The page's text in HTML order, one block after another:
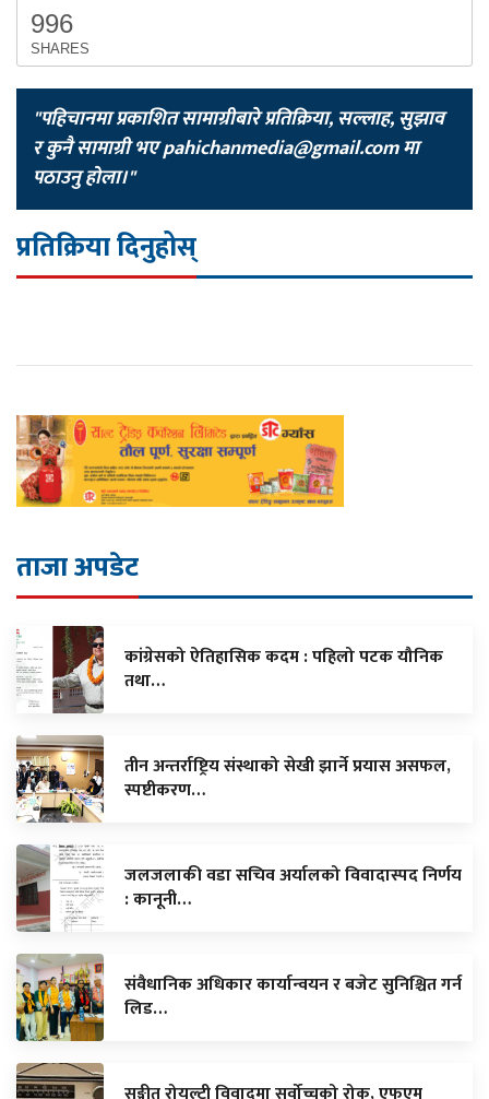
996
SHARES
"पहिचानमा प्रकाशित सामाग्रीबारे प्रतिक्रिया, सल्लाह, सुझाव
र कुनै सामाग्री भएpahichanmedia@gmail.comमा
पठाउनु होला।"
प्रतिक्रिया दिनुहोस्
ताजा अपडेट
कांग्रेसको ऐतिहासिक कदम : पहिलो पटक यौनिक
तथा…
तीन अन्तर्राष्ट्रिय संस्थाको सेखी झार्ने प्रयास असफल,
स्पष्टीकरण…
जलजलाकी वडा सचिव अर्यालको विवादास्पद निर्णय
: कानूनी…
संवैधानिक अधिकार कार्यान्वयन र बजेट सुनिश्चित गर्न
लिड…